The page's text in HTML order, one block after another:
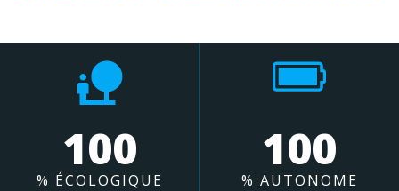
100
% ÉCOLOGIQUE
100
% AUTONOME